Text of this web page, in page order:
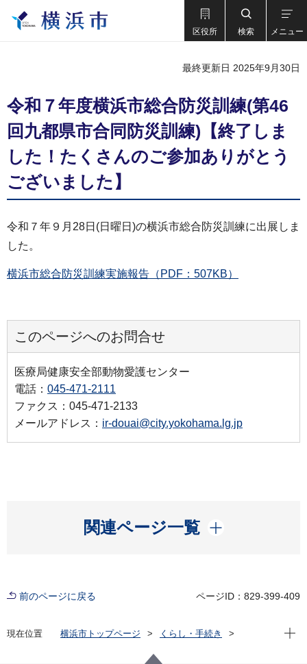
区役所 検索 メニュー
最終更新日 2025年9月30日
令和７年度横浜市総合防災訓練(第46
回九都県市合同防災訓練)【終了しま
した！たくさんのご参加ありがとう
ございました】
令和７年９月28日(日曜日)の横浜市総合防災訓練に出展しま
した。
横浜市総合防災訓練実施報告（PDF：507KB）
このページへのお問合せ
医療局健康安全部動物愛護センター
電話： 045-471-2111
ファクス：045-471-2133
メールアドレス： ir-douai@city.yokohama.lg.jp
関連ページ一覧
開く
前のページに戻る ページID：829-399-409
現在位置 横浜市トップページ
くらし・手続き
セミナー・イベント情報
現在